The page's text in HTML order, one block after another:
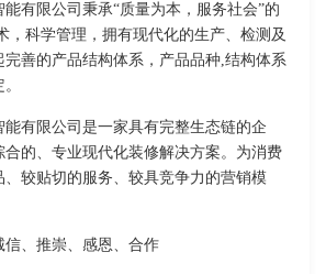
有限公司秉承“质量为本，服务社会”的
，科学管理，拥有现代化的生产、检测及
善的产品结构体系，产品品种,结构体系
有限公司是一家具有完整生态链的企
合的、专业现代化装修解决方案。为消费
较贴切的服务、较具竞争力的营销模
、推崇、感恩、合作